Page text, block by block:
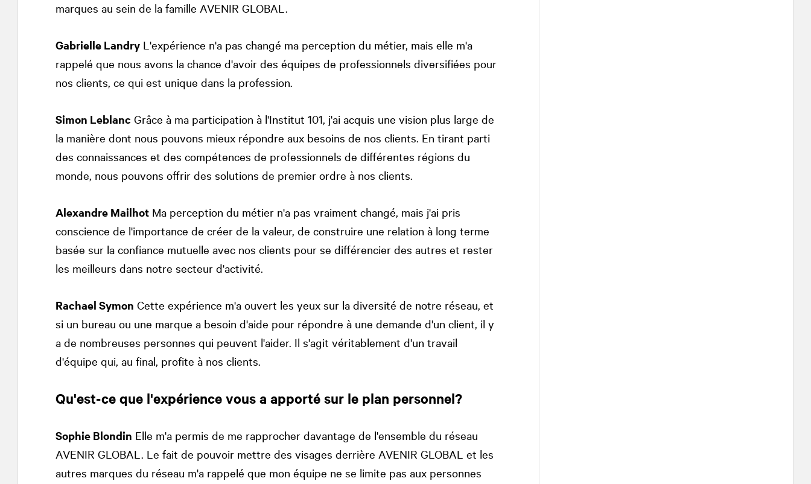
marques au sein de la famille AVENIR GLOBAL.
Gabrielle LandryL'expérience n'a pas changé ma perception du métier, mais elle m'a
rappelé que nous avons la chance d'avoir des équipes de professionnels diversifiées pour
nos clients, ce qui est unique dans la profession.
Simon Leblanc Grâce à ma participation à l'Institut 101, j'ai acquis une vision plus large de
la manière dont nous pouvons mieux répondre aux besoins de nos clients. En tirant parti
des connaissances et des compétences de professionnels de différentes régions du
monde, nous pouvons offrir des solutions de premier ordre à nos clients.
Alexandre MailhotMa perception du métier n'a pas vraiment changé, mais j'ai pris
conscience de l'importance de créer de la valeur, de construire une relation à long terme
basée sur la confiance mutuelle avec nos clients pour se différencier des autres et rester
les meilleurs dans notre secteur d'activité.
Rachael Symon Cette expérience m'a ouvert les yeux sur la diversité de notre réseau, et
si un bureau ou une marque a besoin d'aide pour répondre à une demande d'un client, il y
a de nombreuses personnes qui peuvent l'aider. Il s'agit véritablement d'un travail
d'équipe qui, au final, profite à nos clients.
Qu'est-ce que l'expérience vous a apporté sur le plan personnel?
Sophie Blondin Elle m'a permis de me rapprocher davantage de l'ensemble du réseau
AVENIR GLOBAL. Le fait de pouvoir mettre des visages derrière AVENIR GLOBAL et les
autres marques du réseau m'a rappelé que mon équipe ne se limite pas aux personnes